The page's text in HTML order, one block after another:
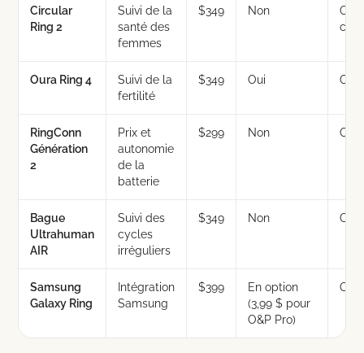
Circular
Ring 2
Suivi de la
santé des
femmes
$349 Non
Oui
Oura Ring 4
Suivi de la
fertilité
$349 Oui Oui
RingConn
Génération
2
Prix et
autonomie
de la
batterie
$299 Non Oui
Bague
Ultrahuman
AIR
Suivi des
cycles
irréguliers
$349 Non Oui
Samsung
Galaxy Ring
Intégration
Samsung
$399
En option
(3,99 $ pour
O&P Pro)
Oui